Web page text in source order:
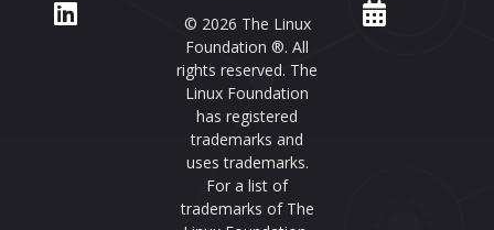
© 2026 The Linux
Foundation ®. All
rights reserved. The
Linux Foundation
has registered
trademarks and
uses trademarks.
For a list of
trademarks of The